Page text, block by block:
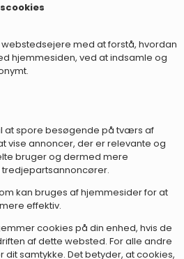
med at forstå, hvordan
hjemmesiden, ved at indsamle og
at spore besøgende på tværs af
vise annoncer, der er relevante og
bruger og dermed mere
kan bruges af hjemmesider for at
effektiv.
cookies på din enhed, hvis de
af dette websted. For alle andre
dit samtykke. Det betyder, at cookies,